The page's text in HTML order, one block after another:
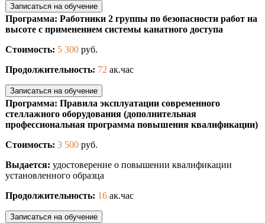
Записаться на обучение
Программа: Работники 2 группы по безопасности работ на
высоте с применением системы канатного доступа
Стоимость: 5 300 руб.
Продолжительность: 72 ак.час
Записаться на обучение
Программа: Правила эксплуатации современного
стеллажного оборудования (дополнительная
профессиональная программа повышения квалификации)
Стоимость: 3 500 руб.
Выдается: удостоверение о повышении квалификации
установленного образца
Продолжительность: 16 ак.час
Записаться на обучение